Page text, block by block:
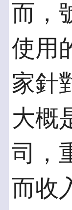
而，
使用
家針
大概
司，
而收